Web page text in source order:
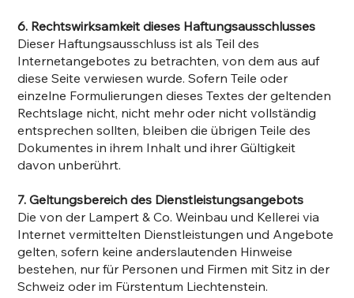
6. Rechtswirksamkeit dieses Haftungsausschlusses
Dieser Haftungsausschluss ist als Teil des
Internetangebotes zu betrachten, von dem aus auf
diese Seite verwiesen wurde. Sofern Teile oder
einzelne Formulierungen dieses Textes der geltenden
Rechtslage nicht, nicht mehr oder nicht vollständig
entsprechen sollten, bleiben die übrigen Teile des
Dokumentes in ihrem Inhalt und ihrer Gültigkeit
davon unberührt.
7. Geltungsbereich des Dienstleistungsangebots
Die von der Lampert & Co. Weinbau und Kellerei via
Internet vermittelten Dienstleistungen und Angebote
gelten, sofern keine anderslautenden Hinweise
bestehen, nur für Personen und Firmen mit Sitz in der
Schweiz oder im Fürstentum Liechtenstein.